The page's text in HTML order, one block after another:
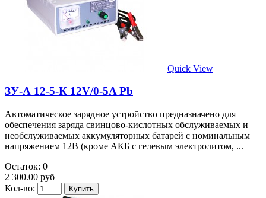
Quick View
ЗУ-А 12-5-К 12V/0-5A Pb
Автоматическое зарядное устройство предназначено для
обеспечения заряда свинцово-кислотных обслуживаемых и
необслуживаемых аккумуляторных батарей с номинальным
напряжением 12В (кроме АКБ с гелевым электролитом, ...
Остаток: 0
2 300.00 руб
Кол-во: